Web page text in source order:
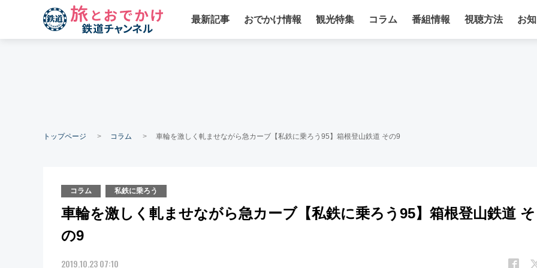
最新記事 おでかけ情報 観光特集 コラム 番組情報 視聴方法 お
トップページ コラム 車輪を激しく軋ませながら急カーブ【私鉄に乗ろう95】箱根登山鉄道 その9
コラム 私鉄に乗ろう
車輪を激しく軋ませながら急カーブ【私鉄に乗ろう95】箱根登山鉄道 そ
の9
2019.10.23 07:10